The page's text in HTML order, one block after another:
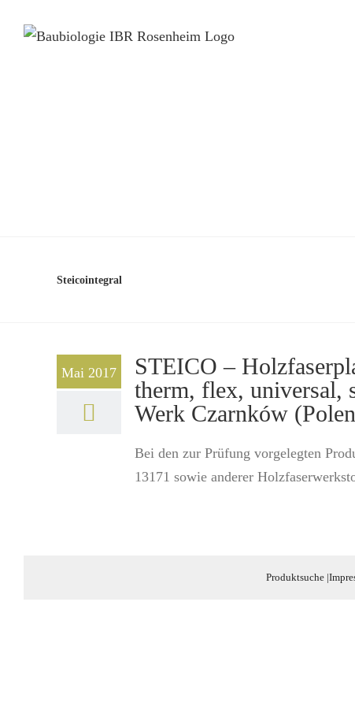
Steicointegral
Mai 2017
STEICO –
therm, flex, universal,
Werk Czarnków
Bei den zur Prüfung vorgelegten
13171 sowie anderer
Produktsuche|